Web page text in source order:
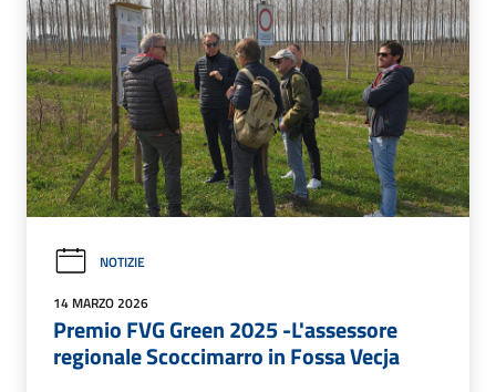
NOTIZIE
14 MARZO 2026
Premio FVG Green 2025 -L'assessore
regionale Scoccimarro in Fossa Vecja